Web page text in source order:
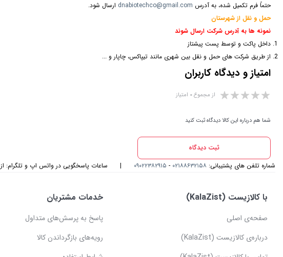
حتماً فرم تکمیل شده، به آدرس dnabiotechco@gmail.com ارسال شود.
حمل و نقل از شهرستان
نمونه ها به آدرس شرکت ارسال شوند
داخل پاکت و توسط پست پیشتاز
از طریق شرکت های حمل و نقل بین شهری مانند تیپاکس، چاپار و ...
امتیاز و دیدگاه کاربران
از مجموع ۰ امتیاز
شما هم درباره این کالا دیدگاه ثبت کنید
ثبت دیدگاه
شماره تلفن های پشتیبانی: ۰۲۱۸۸۶۳۲۱۵۸ - ۰۹۰۲۲۳۸۲۹۱۵ | ساعات پاسخگویی در واتس اپ و تلگرام: از 9 صبح الی 5 عصر
با کالازیست (KalaZist)
صفحه‌ی اصلی
درباره‌ی کالازیست (KalaZist)
خدمات مشتریان
پاسخ به پرسش‌های متداول
رویه‌های بازگرداندن کالا